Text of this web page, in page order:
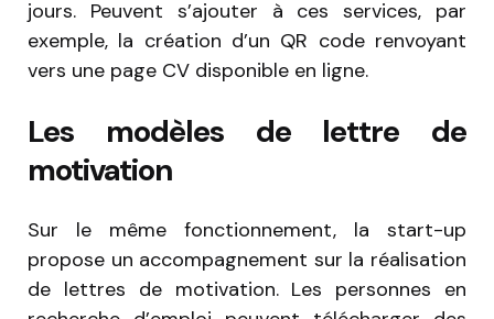
jours. Peuvent s’ajouter à ces services, par
exemple, la création d’un QR code renvoyant
vers une page CV disponible en ligne.
Les modèles de lettre de
motivation
Sur le même fonctionnement, la start-up
propose un accompagnement sur la réalisation
de lettres de motivation. Les personnes en